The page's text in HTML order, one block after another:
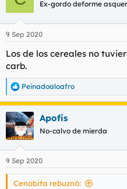
Ex-gordo deforme
9 Sep 2020
Los de los cereales no
carb.
R
e
a
c
c
i
e
s
Peinadoaloafro
Apofis
No-calvo de mierda
9 Sep 2020
Cenobita rebuznó: